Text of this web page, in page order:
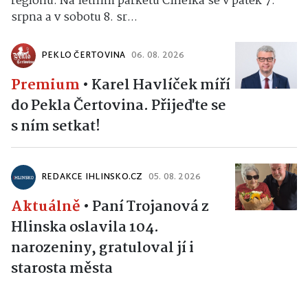
srpna a v sobotu 8. sr...
PEKLO ČERTOVINA 06. 08. 2026
Premium • Karel Havlíček míří
do Pekla Čertovina. Přijeďte se
s ním setkat!
REDAKCE IHLINSKO.CZ 05. 08. 2026
Aktuálně • Paní Trojanová z
Hlinska oslavila 104.
narozeniny, gratuloval jí i
starosta města